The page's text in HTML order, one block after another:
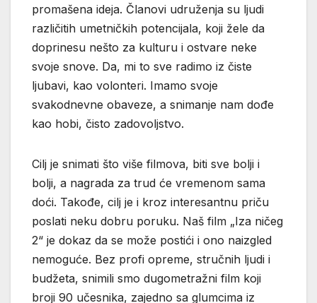
promašena ideja. Članovi udruženja su ljudi
različitih umetničkih potencijala, koji žele da
doprinesu nešto za kulturu i ostvare neke
svoje snove. Da, mi to sve radimo iz čiste
ljubavi, kao volonteri. Imamo svoje
svakodnevne obaveze, a snimanje nam dođe
kao hobi, čisto zadovoljstvo.
Cilj je snimati što više filmova, biti sve bolji i
bolji, a nagrada za trud će vremenom sama
doći. Takođe, cilj je i kroz interesantnu priču
poslati neku dobru poruku. Naš film „Iza ničeg
2“ je dokaz da se može postići i ono naizgled
nemoguće. Bez profi opreme, stručnih ljudi i
budžeta, snimili smo dugometražni film koji
broji 90 učesnika, zajedno sa glumcima iz